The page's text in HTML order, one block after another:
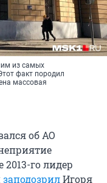
из самых
факт породил
массовая
об АО
го лидер
заподозрилИгоря